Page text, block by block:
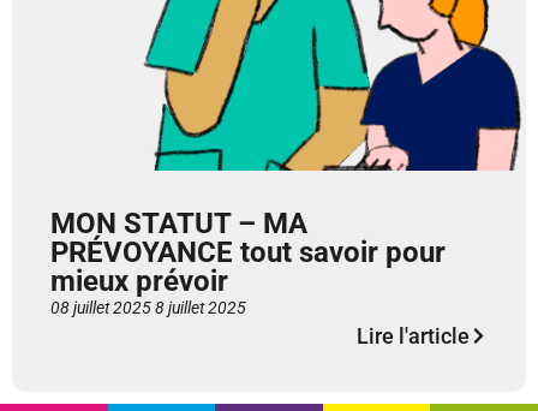
MON STATUT – MA
PRÉVOYANCE tout savoir pour
mieux prévoir
08 juillet 20258 juillet 2025
Lire l'article